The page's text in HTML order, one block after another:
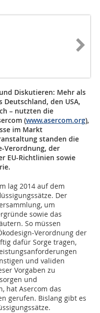
Diskutieren: Mehr als
Deutschland, den USA,
– nutzten die
(www.asercom.org),
im Markt
standen die
Verordnung, der
EU-Richtlinien sowie
lag 2014 auf dem
Der
um
sowie das
So müssen
Verordnung der
dafür Sorge tragen,
und validen
Vorgaben zu
und
hat Asercom das
gerufen. Bislang gibt es